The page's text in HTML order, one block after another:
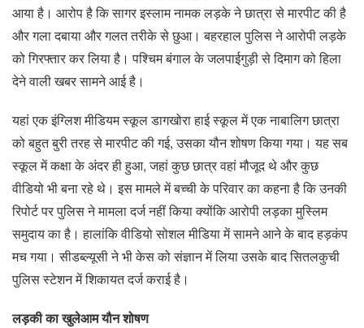
आया है। आरोप है कि सागर इस्लाम नामक लड़के ने छात्रा से मारपीट की है
और गला दबाया और गलत तरीके से छुआ। बहरहाल पुलिस ने आरोपी लड़के
को गिरफ्तार कर लिया है। पश्चिम बंगाल के जलपाईगुड़ी से दिमाग को हिला
देने वाली खबर सामने आई है।
यहां एक इंग्लिश मीडियम स्कूल डागखोरा हाई स्कूल में एक नाबालिग छात्रा
को बहुत बुरी तरह से मारपीट की गई, उसका यौन शोषण किया गया। यह सब
स्कूल में कक्षा के अंदर ही हुआ, जहां कुछ छात्र वहां मौजूद थे और कुछ
वीडियो भी बना रहे थे। इस मामले में बच्ची के परिवार का कहना है कि उनकी
रिपोर्ट पर पुलिस ने मामला दर्ज नहीं किया क्योंकि आरोपी लड़का मुस्लिम
समुदाय का है। हालांकि वीडियो सोशल मीडिया में सामने आने के बाद हड़कंप
मच गया। सीडब्ल्यूसी ने भी केस को संज्ञान में लिया उसके बाद सितलकुची
पुलिस स्टेशन में शिकायत दर्ज कराई है।
लड़की का खुलेआम यौन शोषण